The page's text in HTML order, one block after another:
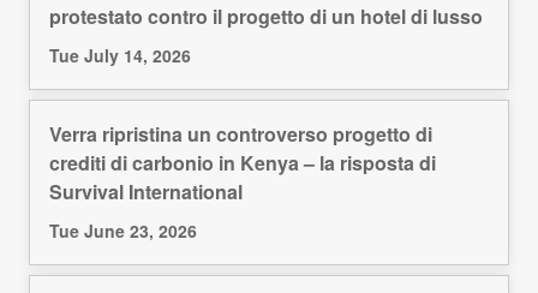
protestato contro il progetto di un hotel di lusso
Tue July 14, 2026
Verra ripristina un controverso progetto di
crediti di carbonio in Kenya – la risposta di
Survival International
Tue June 23, 2026